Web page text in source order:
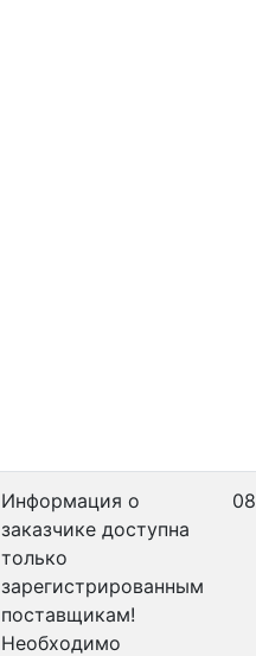
Информация о
заказчике доступна
только
зарегистрированным
поставщикам!
Необходимо